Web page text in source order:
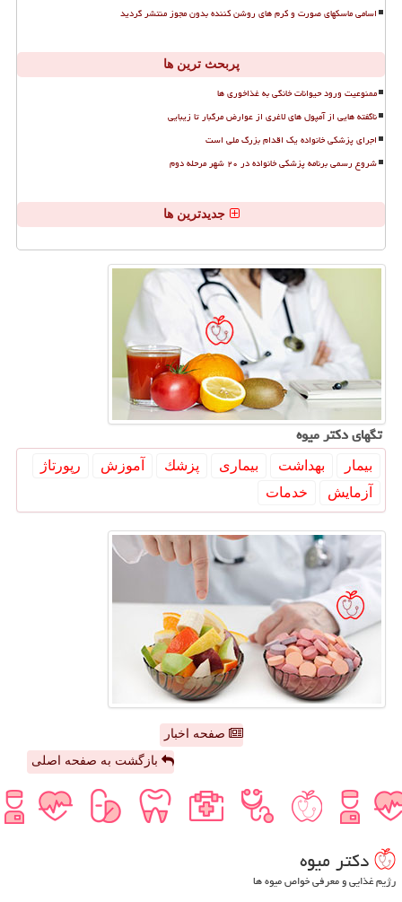
اسامی ماسکهای صورت و کرم های روشن کننده بدون مجوز منتشر گردید
پربحث ترین ها
ممنوعیت ورود حیوانات خانگی به غذاخوری ها
ناگفته هایی از آمپول های لاغری از عوارض مرگبار تا زیبایی
اجرای پزشکی خانواده یک اقدام بزرگ ملی است
شروع رسمی برنامه پزشکی خانواده در ۲۰ شهر مرحله دوم
جدیدترین ها
تگهای دكتر میوه
بیمار بهداشت بیماری پزشك آموزش
رپورتاژ
آزمایش
خدمات
صفحه اخبار
بازگشت به صفحه اصلی
دكتر میوه
رژیم غذایی و معرفی خواص میوه ها